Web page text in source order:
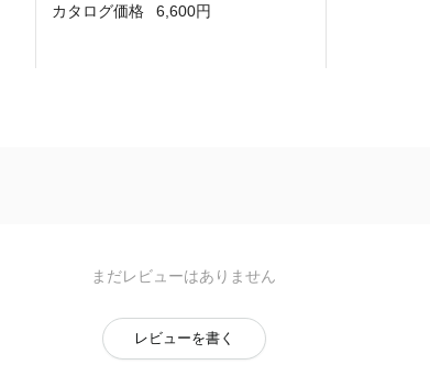
カタログ価格
6,600円
まだレビューはありません
レビューを書く